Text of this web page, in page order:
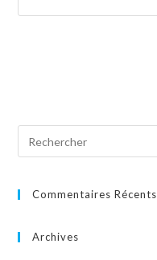
Commentaires Récents
Archives